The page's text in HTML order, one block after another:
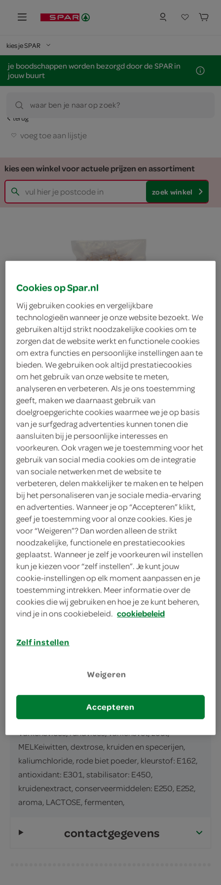
kies je SPAR
je boodschappen worden bezorgd door de SPAR in
jouw buurt
waar ben je naar op zoek?
terug
voeg toe aan lijstje
kies een winkel voor actuele prijzen en assortiment
zoek winkel
salami
5.
99
300 Gram
Let op: aanbiedingen zijn niet zichtbaar bij de
producten, maar worden wél automatisch
verwerkt in de winkelmand.
ingrediënten
ingrediënten
Varkensvlees, rundvlees, varkensvet, zout,
MELKeiwitten, dextrose, kruiden en specerijen,
kaliumchloride, rode biet poeder, kleurstof: E162,
antioxidant: E301, stabilisator: E450,
kruidenextract, conserveermiddelen: E250, E252,
aroma, LACTOSE, fermenten,
contactgegevens
Cookies op Spar.nl
Wij gebruiken cookies en vergelijkbare
technologieën wanneer je onze website bezoekt. We
gebruiken altijd strikt noodzakelijke cookies om te
zorgen dat de website werkt en functionele cookies
om extra functies en persoonlijke instellingen aan te
bieden. We gebruiken ook altijd prestatiecookies
om het gebruik van onze website te meten,
analyseren en verbeteren. Als je ons toestemming
geeft, maken we daarnaast gebruik van
doelgroepgerichte cookies waarmee we je op basis
van je surfgedrag advertenties kunnen tonen die
aansluiten bij je persoonlijke interesses en
voorkeuren. Ook vragen we je toestemming voor het
gebruik van social media cookies om de integratie
van sociale netwerken met de website te
verbeteren, delen makkelijker te maken en te helpen
bij het personaliseren van je sociale media-ervaring
en advertenties. Wanneer je op “Accepteren” klikt,
geef je toestemming voor al onze cookies. Kies je
voor “Weigeren”? Dan worden alleen de strikt
noodzakelijke, functionele en prestatiecookies
geplaatst. Wanneer je zelf je voorkeuren wil instellen
kun je kiezen voor “zelf instellen”. Je kunt jouw
cookie-instellingen op elk moment aanpassen en je
toestemming intrekken. Meer informatie over de
cookies die wij gebruiken en hoe je ze kunt beheren,
vind je in ons cookiebeleid. cookiebeleid
Zelf instellen
Weigeren
Accepteren